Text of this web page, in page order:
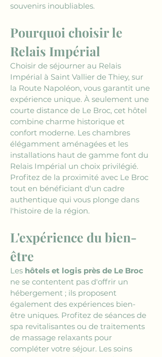
souvenirs inoubliables.
Pourquoi choisir le
Relais Impérial
Choisir de séjourner au Relais
Impérial à Saint Vallier de Thiey, sur
la Route Napoléon, vous garantit une
expérience unique. À seulement une
courte distance de Le Broc, cet hôtel
combine charme historique et
confort moderne. Les chambres
élégamment aménagées et les
installations haut de gamme font du
Relais Impérial un choix privilégié.
Profitez de la proximité avec Le Broc
tout en bénéficiant d'un cadre
authentique qui vous plonge dans
l'histoire de la région.
L'expérience du bien-
être
Les hôtels et logis près de Le Broc
ne se contentent pas d'offrir un
hébergement ; ils proposent
également des expériences bien-
être uniques. Profitez de séances de
spa revitalisantes ou de traitements
de massage relaxants pour
compléter votre séjour. Les soins